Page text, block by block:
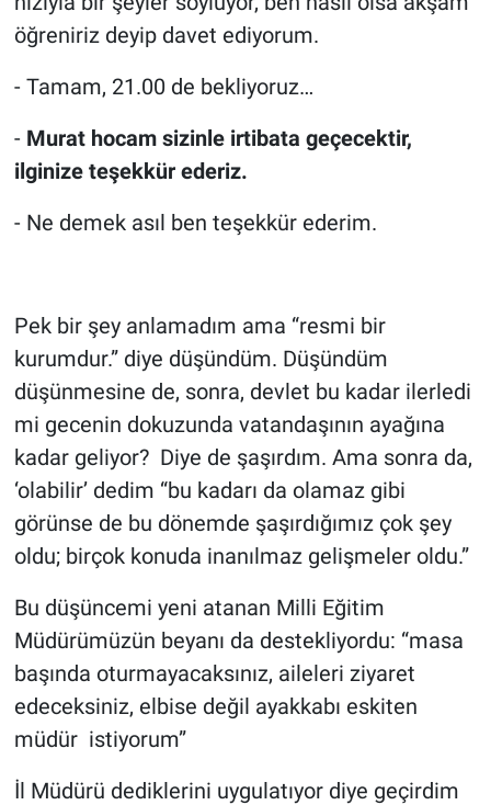
öğreniriz deyip davet ediyorum.
- Tamam, 21.00 de bekliyoruz…
- Murat hocam sizinle irtibata geçecektir,
ilginize teşekkür ederiz.
- Ne demek asıl ben teşekkür ederim.
Pek bir şey anlamadım ama “resmi bir
kurumdur.” diye düşündüm. Düşündüm
düşünmesine de, sonra, devlet bu kadar ilerledi
mi gecenin dokuzunda vatandaşının ayağına
kadar geliyor? Diye de şaşırdım. Ama sonra da,
‘olabilir’ dedim “bu kadarı da olamaz gibi
görünse de bu dönemde şaşırdığımız çok şey
oldu; birçok konuda inanılmaz gelişmeler oldu.”
Bu düşüncemi yeni atanan Milli Eğitim
Müdürümüzün beyanı da destekliyordu: “masa
başında oturmayacaksınız, aileleri ziyaret
edeceksiniz, elbise değil ayakkabı eskiten
müdür istiyorum”
İl Müdürü dediklerini uygulatıyor diye geçirdim